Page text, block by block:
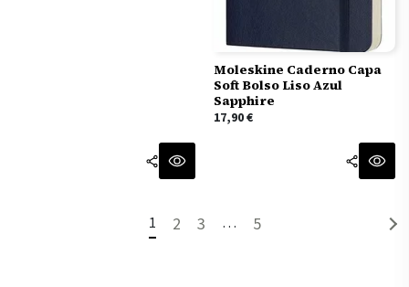
Moleskine Caderno Capa
Soft Bolso Liso Azul
Sapphire
17,90€
1 2 3 … 5